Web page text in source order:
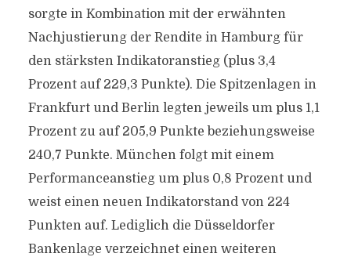
sorgte in Kombination mit der erwähnten
Nachjustierung der Rendite in Hamburg für
den stärksten Indikatoranstieg (plus 3,4
Prozent auf 229,3 Punkte). Die Spitzenlagen in
Frankfurt und Berlin legten jeweils um plus 1,1
Prozent zu auf 205,9 Punkte beziehungsweise
240,7 Punkte. München folgt mit einem
Performanceanstieg um plus 0,8 Prozent und
weist einen neuen Indikatorstand von 224
Punkten auf. Lediglich die Düsseldorfer
Bankenlage verzeichnet einen weiteren